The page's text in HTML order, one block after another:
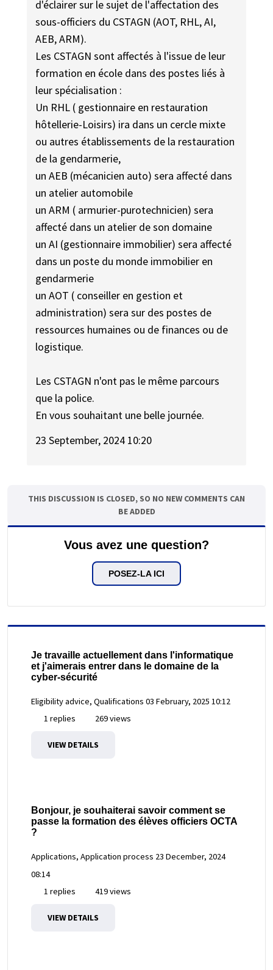
d'éclairer sur le sujet de l'affectation des
sous-officiers du CSTAGN (AOT, RHL, AI,
AEB, ARM).
Les CSTAGN sont affectés à l'issue de leur
formation en école dans des postes liés à
leur spécialisation :
Un RHL ( gestionnaire en restauration
hôtellerie-Loisirs) ira dans un cercle mixte
ou autres établissements de la restauration
de la gendarmerie,
un AEB (mécanicien auto) sera affecté dans
un atelier automobile
un ARM ( armurier-purotechnicien) sera
affecté dans un atelier de son domaine
un AI (gestionnaire immobilier) sera affecté
dans un poste du monde immobilier en
gendarmerie
un AOT ( conseiller en gestion et
administration) sera sur des postes de
ressources humaines ou de finances ou de
logistique.
Les CSTAGN n'ont pas le même parcours
que la police.
En vous souhaitant une belle journée.
23 September, 2024 10:20
THIS DISCUSSION IS CLOSED, SO NO NEW COMMENTS CAN
BE ADDED
Vous avez une question?
POSEZ-LA ICI
Je travaille actuellement dans l'informatique
et j'aimerais entrer dans le domaine de la
cyber-sécurité
Eligibility advice, Qualifications 03 February, 2025 10:12
1 replies
269 views
VIEW DETAILS
Bonjour, je souhaiterai savoir comment se
passe la formation des élèves officiers OCTA
?
Applications, Application process 23 December, 2024
08:14
1 replies
419 views
VIEW DETAILS